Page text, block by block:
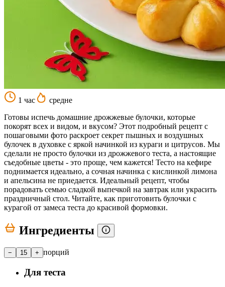
1 час
средне
Готовы испечь домашние дрожжевые булочки, которые
покорят всех и видом, и вкусом? Этот подробный рецепт с
пошаговыми фото раскроет секрет пышных и воздушных
булочек в духовке с яркой начинкой из кураги и цитрусов. Мы
сделали не просто булочки из дрожжевого теста, а настоящие
съедобные цветы - это проще, чем кажется! Тесто на кефире
поднимается идеально, а сочная начинка с кислинкой лимона
и апельсина не приедается. Идеальный рецепт, чтобы
порадовать семью сладкой выпечкой на завтрак или украсить
праздничный стол. Читайте, как приготовить булочки с
курагой от замеса теста до красивой формовки.
Ингредиенты
− 15 + порций
Для теста